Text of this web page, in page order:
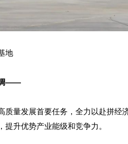
地
调——
质量发展首要任务，全力以赴拼经
提升优势产业能级和竞争力。